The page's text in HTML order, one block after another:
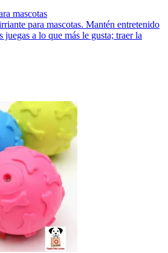
mascotas
para mascotas. Mantén entretenido
juegas a lo que más le gusta; traer la